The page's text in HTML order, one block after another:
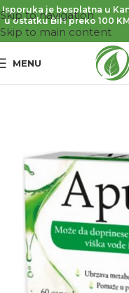
Skip to navigation
Skip to main content
Isporuka je besplatna u
u ostatku BiH preko 100
MENU